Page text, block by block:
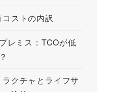
ストの内訳
レミス：TCOが低
クチャとライフサ